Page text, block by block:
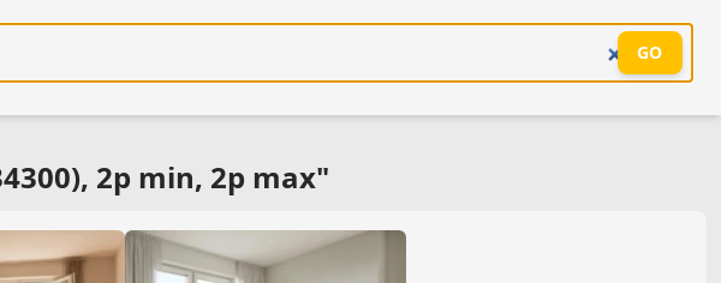
GO
2p min, 2p max"